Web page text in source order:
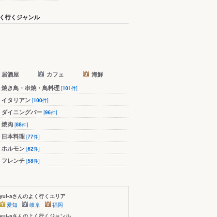
行くジャンル
居酒屋 カフェ
海鮮
焼き鳥・串焼・鳥料理 [101件]
イタリアン [100件]
ダイニングバー [96件]
焼肉 [88件]
日本料理 [77件]
ホルモン [62件]
フレンチ [58件]
yui-aさんのよく行くエリア
愛知 岐阜 福岡